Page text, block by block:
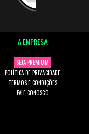
A EMPRESA
SEJA PREMIUM
POLÍTICA DE PRIVACIDADE
TERMOS E CONDIÇÕES
FALE CONOSCO